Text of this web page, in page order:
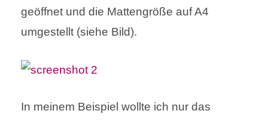
geöffnet und die Mattengröße auf A4
umgestellt (siehe Bild).
In meinem Beispiel wollte ich nur das